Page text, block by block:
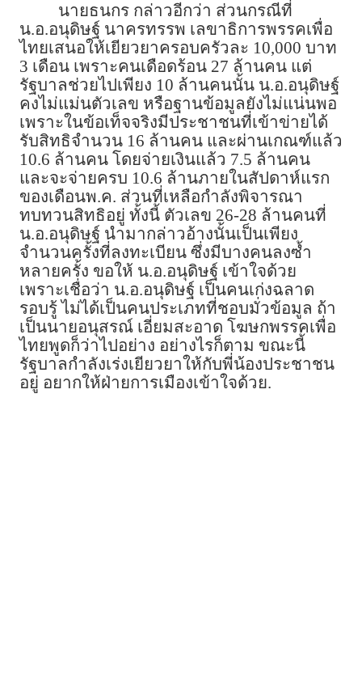
นายธนกร กล่าวอีกว่า ส่วนกรณีที่
น.อ.อนุดิษฐ์ นาครทรรพ เลขาธิการพรรคเพื่อ
ไทยเสนอให้เยียวยาครอบครัวละ 10,000 บาท
3 เดือน เพราะคนเดือดร้อน 27 ล้านคน แต่
รัฐบาลช่วยไปเพียง 10 ล้านคนนั้น น.อ.อนุดิษฐ์
คงไม่แม่นตัวเลข หรือฐานข้อมูลยังไม่แน่นพอ
เพราะในข้อเท็จจริงมีประชาชนที่เข้าข่ายได้
รับสิทธิจำนวน 16 ล้านคน และผ่านเกณฑ์แล้ว
10.6 ล้านคน โดยจ่ายเงินแล้ว 7.5 ล้านคน
และจะจ่ายครบ 10.6 ล้านภายในสัปดาห์แรก
ของเดือนพ.ค. ส่วนที่เหลือกำลังพิจารณา
ทบทวนสิทธิอยู่ ทั้งนี้ ตัวเลข 26-28 ล้านคนที่
น.อ.อนุดิษฐ์ นำมากล่าวอ้างนั้นเป็นเพียง
จำนวนครั้งที่ลงทะเบียน ซึ่งมีบางคนลงซ้ำ
หลายครั้ง ขอให้ น.อ.อนุดิษฐ์ เข้าใจด้วย
เพราะเชื่อว่า น.อ.อนุดิษฐ์ เป็นคนเก่งฉลาด
รอบรู้ ไม่ได้เป็นคนประเภทที่ชอบมั่วข้อมูล ถ้า
เป็นนายอนุสรณ์ เอี่ยมสะอาด โฆษกพรรคเพื่อ
ไทยพูดก็ว่าไปอย่าง อย่างไรก็ตาม ขณะนี้
รัฐบาลกำลังเร่งเยียวยาให้กับพี่น้องประชาชน
อยู่ อยากให้ฝ่ายการเมืองเข้าใจด้วย.